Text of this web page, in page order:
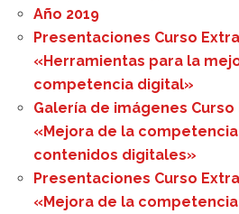
Año 2019
Presentaciones Curso
«Herramientas para la
competencia digital»
Galería de imágenes
«Mejora de la
contenidos digitales»
Presentaciones Curso
«Mejora de la